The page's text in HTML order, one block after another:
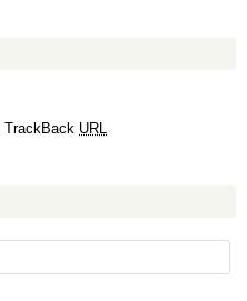
TrackBack URL